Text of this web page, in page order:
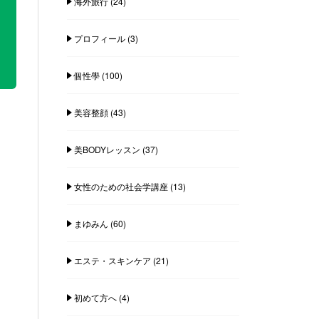
プロフィール(3)
個性學(100)
美容整顔(43)
美BODYレッスン (37)
女性のための社会学講座(13)
まゆみん (60)
エステ・スキンケア (21)
初めて方へ(4)